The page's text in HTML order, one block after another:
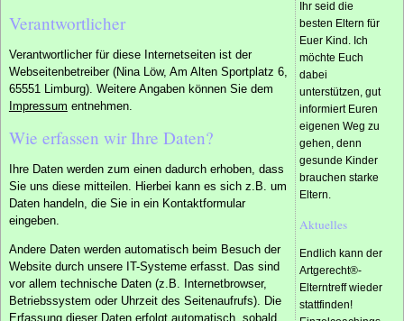
Verantwortlicher
Verantwortlicher für diese Internetseiten ist der
Webseitenbetreiber (Nina Löw, Am Alten Sportplatz 6,
65551 Limburg). Weitere Angaben können Sie dem
Impressum entnehmen.
Wie erfassen wir Ihre Daten?
Ihre Daten werden zum einen dadurch erhoben, dass
Sie uns diese mitteilen. Hierbei kann es sich z.B. um
Daten handeln, die Sie in ein Kontaktformular
eingeben.
Andere Daten werden automatisch beim Besuch der
Website durch unsere IT-Systeme erfasst. Das sind
vor allem technische Daten (z.B. Internetbrowser,
Betriebssystem oder Uhrzeit des Seitenaufrufs). Die
Erfassung dieser Daten erfolgt automatisch, sobald
Ihr seid die
besten Eltern für
Euer Kind. Ich
möchte Euch
dabei
unterstützen, gut
informiert Euren
eigenen Weg zu
gehen, denn
gesunde Kinder
brauchen starke
Eltern.
Aktuelles
Endlich kann der
Artgerecht®-
Elterntreff wieder
stattfinden!